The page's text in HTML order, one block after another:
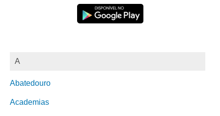
A
Abatedouro
Academias